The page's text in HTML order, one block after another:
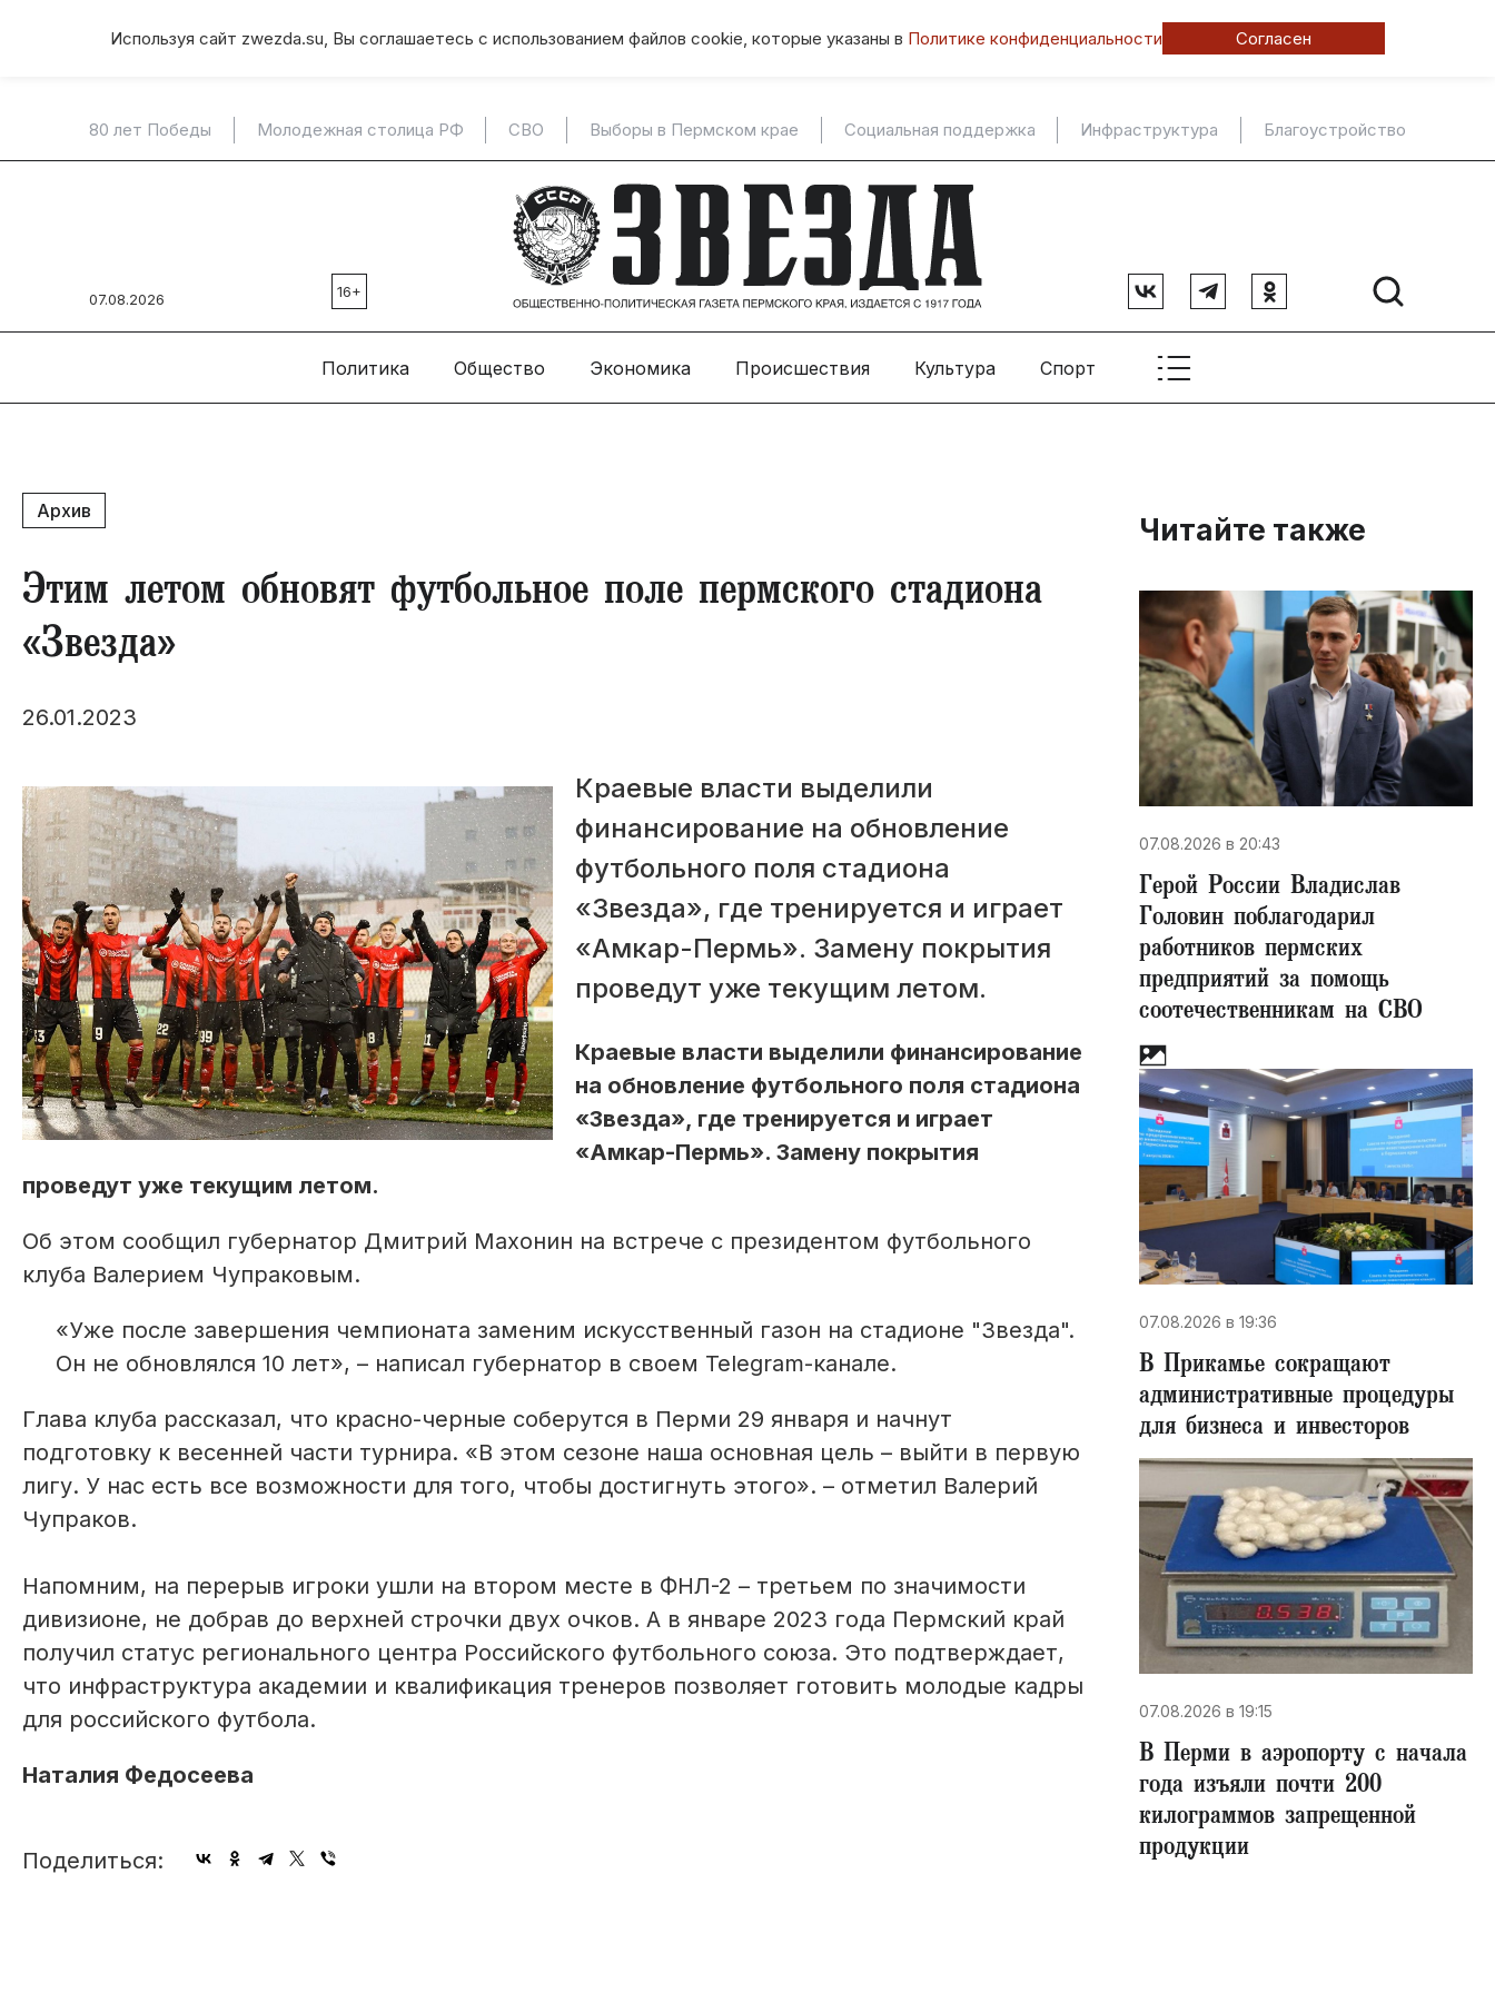
Используя сайт zwezda.su, Вы соглашаетесь с использованием файлов cookie, которые указаны в Политике конфиденциальности Согласен
80 лет Победы Молодежная столица РФ СВО Выборы в Пермском крае Социальная поддержка Инфраструктура Благоустройство
07.08.2026 16+
Политика Общество Экономика Происшествия Культура Спорт
Архив
Этим летом обновят футбольное поле пермского стадиона
«Звезда»
26.01.2023
Краевые власти выделили
финансирование на обновление
футбольного поля стадиона
«Звезда», где тренируется и играет
«Амкар-Пермь». Замену покрытия
проведут уже текущим летом.
Краевые власти выделили финансирование
на обновление футбольного поля стадиона
«Звезда», где тренируется и играет
«Амкар-Пермь». Замену покрытия
проведут уже текущим летом.
Об этом сообщил губернатор Дмитрий Махонин на встрече с президентом футбольного
клуба Валерием Чупраковым.
«Уже после завершения чемпионата заменим искусственный газон на стадионе "Звезда".
Он не обновлялся 10 лет», – написал губернатор в своем Telegram-канале.
Глава клуба рассказал, что красно-черные соберутся в Перми 29 января и начнут
подготовку к весенней части турнира. «В этом сезоне наша основная цель – выйти в первую
лигу. У нас есть все возможности для того, чтобы достигнуть этого». – отметил Валерий
Чупраков.
Напомним, на перерыв игроки ушли на втором месте в ФНЛ-2 – третьем по значимости
дивизионе, не добрав до верхней строчки двух очков. А в январе 2023 года Пермский край
получил статус регионального центра Российского футбольного союза. Это подтверждает,
что инфраструктура академии и квалификация тренеров позволяет готовить молодые кадры
для российского футбола.
Наталия Федосеева
Поделиться:
Читайте также
07.08.2026 в 20:43
Герой России Владислав
Головин поблагодарил
работников пермских
предприятий за помощь
соотечественникам на СВО
07.08.2026 в 19:36
В Прикамье сокращают
административные процедуры
для бизнеса и инвесторов
07.08.2026 в 19:15
В Перми в аэропорту с начала
года изъяли почти 200
килограммов запрещенной
продукции